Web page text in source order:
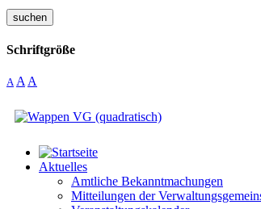
suchen
Schriftgröße
A A A
Aktuelles
Amtliche Bekanntmachungen
Mitteilungen der